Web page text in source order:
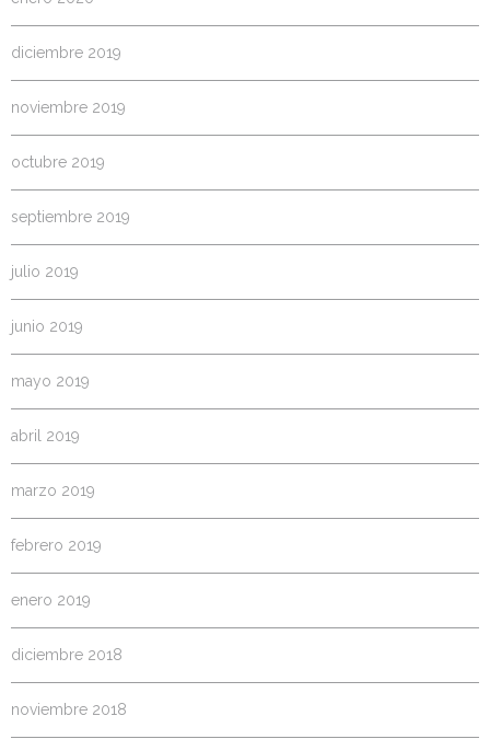
diciembre 2019
noviembre 2019
octubre 2019
septiembre 2019
julio 2019
junio 2019
mayo 2019
abril 2019
marzo 2019
febrero 2019
enero 2019
diciembre 2018
noviembre 2018